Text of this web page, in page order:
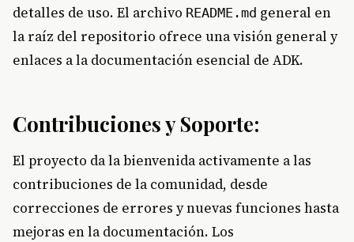
detalles de uso. El archivo README.md general en
la raíz del repositorio ofrece una visión general y
enlaces a la documentación esencial de ADK.
Contribuciones y Soporte:
El proyecto da la bienvenida activamente a las
contribuciones de la comunidad, desde
correcciones de errores y nuevas funciones hasta
mejoras en la documentación. Los